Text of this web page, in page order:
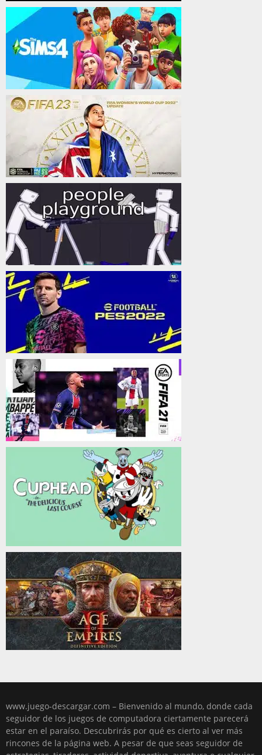
www.juego-descargar.com – Bienvenido al mundo, donde cada
seguidor de los juegos de computadora ciertamente parecerá
estar en el paraíso. Descubrirás por qué es cierto al ver más
rincones de la página web. A pesar de que seas seguidor de